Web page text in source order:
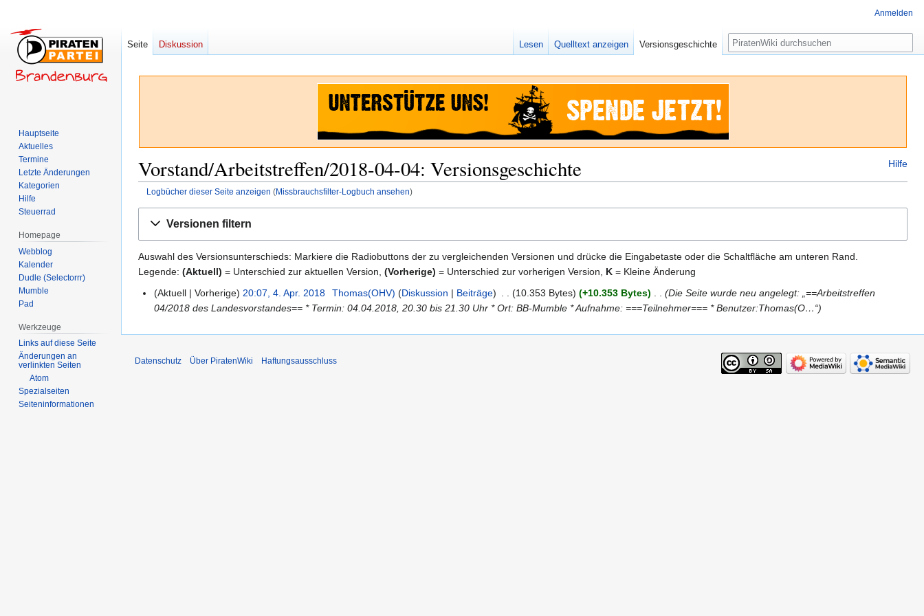
Hilfe
Vorstand/Arbeitstreffen/2018-04-04: Versionsgeschichte
Logbücher dieser Seite anzeigen (Missbrauchsfilter-Logbuch ansehen)
Navigation
Suche
Versionen filtern
Auswahl des Versionsunterschieds: Markiere die Radiobuttons der zu vergleichenden Versionen und drücke die Eingabetaste oder die Schaltfläche am unteren Rand.
Legende: (Aktuell) = Unterschied zur aktuellen Version, (Vorherige) = Unterschied zur vorherigen Version, K = Kleine Änderung
4.
April
Aktuell Vorherige 20:07, 4. Apr. 2018 Thomas(OHV) Diskussion Beiträge 10.353 Bytes +10.353 Bytes
Die Seite wurde neu angelegt: „==Arbeitstreffen
04/2018 des Landesvorstandes== * Termin: 04.04.2018, 20.30 bis 21.30 Uhr * Ort: BB-Mumble * Aufnahme: ===Teilnehmer=== * Benutzer:Thomas(O…“
Anmelden
Seite Diskussion Lesen Quelltext anzeigen Versionsgeschichte Suche
Hauptseite
Aktuelles
Termine
Letzte Änderungen
Kategorien
Hilfe
Steuerrad
Homepage
Webblog
Kalender
Dudle (Selectorrr)
Mumble
Pad
Werkzeuge
Links auf diese Seite
Änderungen an
verlinkten Seiten
Atom
Spezialseiten
Seiten­­informationen
Datenschutz Über PiratenWiki Haftungsausschluss